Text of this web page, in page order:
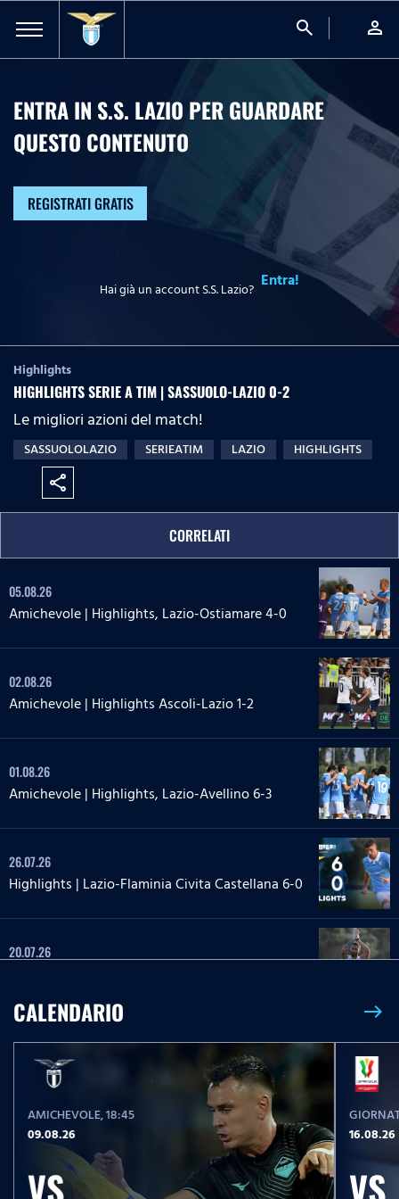
search person
ENTRA IN S.S. LAZIO PER GUARDARE
QUESTO CONTENUTO
REGISTRATI GRATIS
Hai già un account S.S. Lazio? Entra!
Highlights
HIGHLIGHTS SERIE A TIM | SASSUOLO-LAZIO 0-2
Le migliori azioni del match!
SASSUOLOLAZIO SERIEATIM LAZIO HIGHLIGHTS
share
CORRELATI
05.08.26
Amichevole | Highlights, Lazio-Ostiamare 4-0
02.08.26
Amichevole | Highlights Ascoli-Lazio 1-2
01.08.26
Amichevole | Highlights, Lazio-Avellino 6-3
26.07.26
Highlights | Lazio-Flaminia Civita Castellana 6-0
20.07.26
24.05.26
Highlights Serie A Enilive | Lazio-Pisa 2-1
17.05.26
Highlights Serie A Women Athora | Fiorentina-
Lazio Women 2-1
CALENDARIO east
AMICHEVOLE, 18:45
09.08.26
VS
16.08.26
VS